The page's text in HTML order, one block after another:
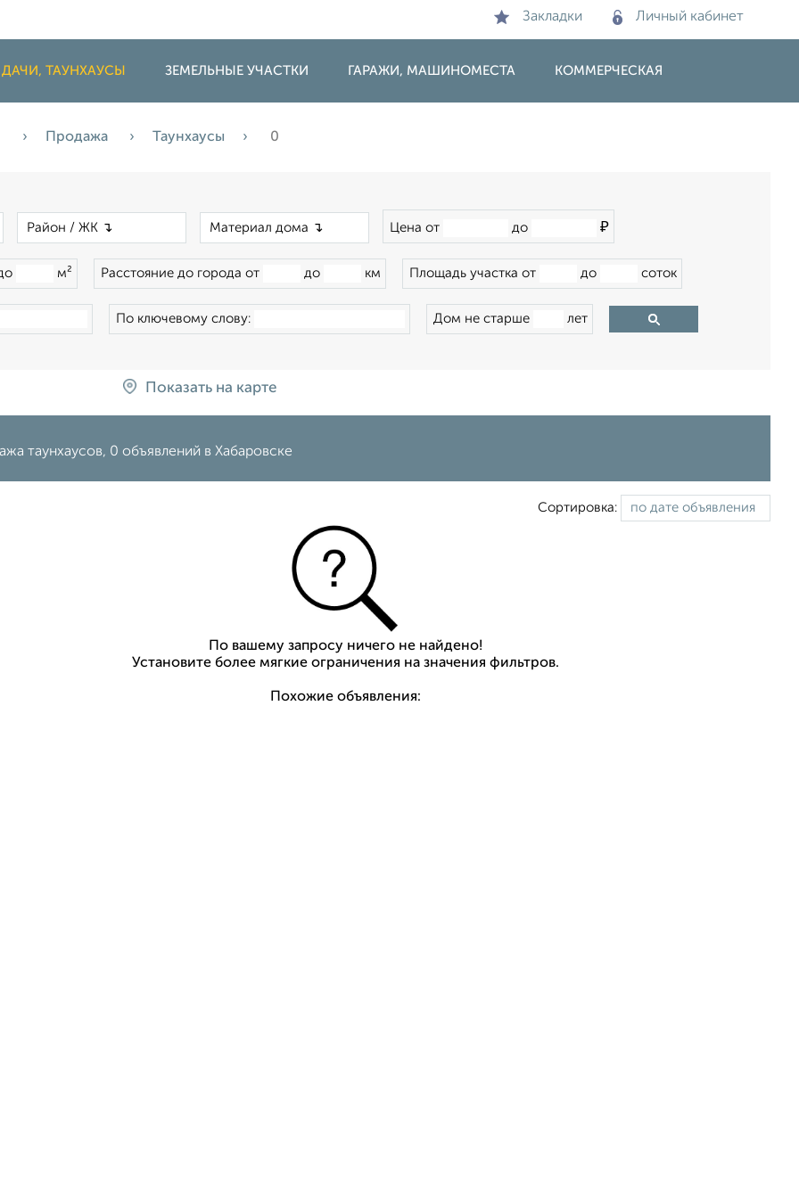
Закладки Личный кабинет
ТАУНХАУСЫ ЗЕМЕЛЬНЫЕ УЧАСТКИ ГАРАЖИ, МАШИНОМЕСТА КОММЕРЧЕСКАЯ
Продажа Таунхаусы 0
Цена от до ₽
м² Расстояние до города от до км Площадь участка от до соток
По ключевому слову: Дом не старше лет
Показать на карте
таунхаусов, 0 объявлений в Хабаровске
Сортировка:
По вашему запросу ничего не найдено!
Установите более мягкие ограничения на значения фильтров.
Похожие объявления: